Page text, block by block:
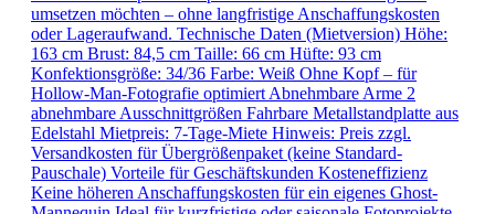
umsetzen möchten – ohne langfristige Anschaffungskosten
oder Lageraufwand. Technische Daten (Mietversion) Höhe:
163 cm Brust: 84,5 cm Taille: 66 cm Hüfte: 93 cm
Konfektionsgröße: 34/36 Farbe: Weiß Ohne Kopf – für
Hollow-Man-Fotografie optimiert Abnehmbare Arme 2
abnehmbare Ausschnittgrößen Fahrbare Metallstandplatte aus
Edelstahl Mietpreis: 7-Tage-Miete Hinweis: Preis zzgl.
Versandkosten für Übergrößenpaket (keine Standard-
Pauschale) Vorteile für Geschäftskunden Kosteneffizienz
Keine höheren Anschaffungskosten für ein eigenes Ghost-